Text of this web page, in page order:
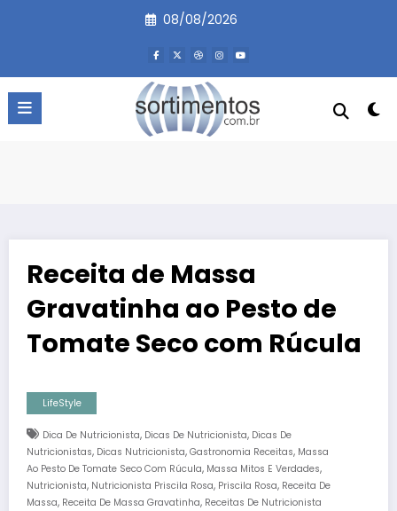
08/08/2026
Receita de Massa
Gravatinha ao Pesto de
Tomate Seco com Rúcula
LifeStyle
Dica De Nutricionista, Dicas De Nutricionista, Dicas De
Nutricionistas, Dicas Nutricionista, Gastronomia Receitas, Massa
Ao Pesto De Tomate Seco Com Rúcula, Massa Mitos E Verdades,
Nutricionista, Nutricionista Priscila Rosa, Priscila Rosa, Receita De
Massa, Receita De Massa Gravatinha, Receitas De Nutricionista